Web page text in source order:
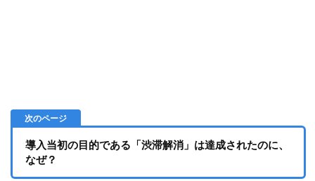
導入当初の目的である「渋滞解消」は達成されたのに、
なぜ？